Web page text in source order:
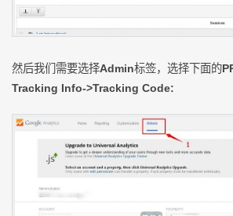
然后我们需要选择Admin标签，选择下面的
Tracking Info->Tracking Code: